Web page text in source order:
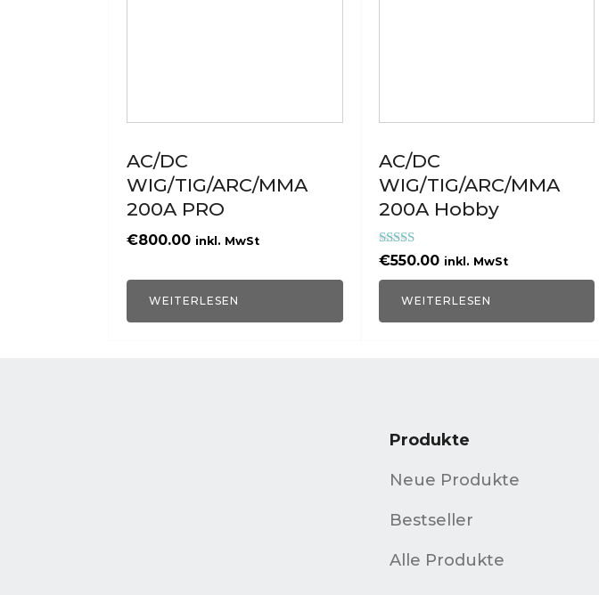
AC/DC
WIG/TIG/ARC/MMA
200A PRO
€800.00 inkl. MwSt
WEITERLESEN
AC/DC
WIG/TIG/ARC/MMA
200A Hobby
Bewertet mit
5.00
von 5
€550.00 inkl. MwSt
WEITERLESEN
Produkte
Neue Produkte
Bestseller
Alle Produkte